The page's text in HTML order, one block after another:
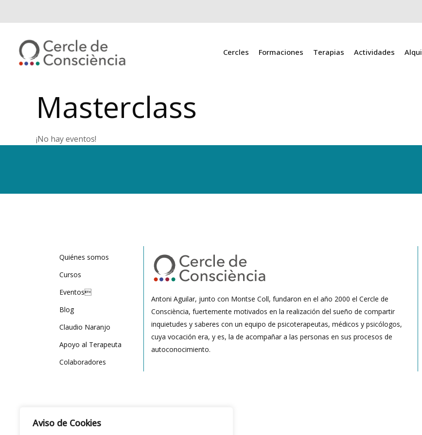
Aviso de Cookies
Cercles Formaciones Terapias Actividades
Masterclass
¡No hay eventos!
Quiénes somos
Cursos
Eventos
Blog
Claudio Naranjo
Apoyo al Terapeuta
Colaboradores
Antoni Aguilar, junto con Montse Coll, fundaron en el año 2000 el Cercle de
Consciència, fuertemente motivados en la realización del sueño de compartir
inquietudes y saberes con un equipo de psicoterapeutas, médicos y psicólogos,
cuya vocación era, y es, la de acompañar a las personas en sus procesos de
autoconocimiento.